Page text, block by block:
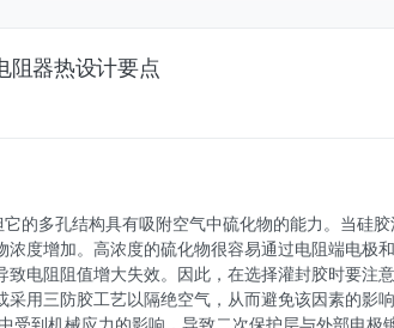
阻器热设计要点
的多孔结构具有吸附空气中硫化物的能力。当硅胶
度增加。高浓度的硫化物很容易通过电阻端电极
电阻阻值增大失效。因此，在选择灌封胶时要注
用三防胶工艺以隔绝空气，从而避免该因素的影
受到机械应力的影响，导致二次保护层与外部电极